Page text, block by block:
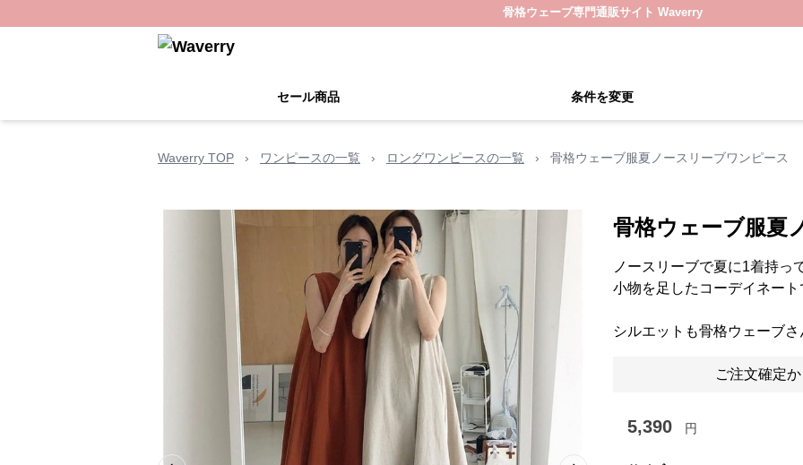
骨格ウェーブ専門通販サイト Waverry
セール商品 条件を変更
Waverry TOP › ワンピースの一覧 › ロングワンピースの一覧 › 骨格ウェーブ服夏ノースリーブワンピース
骨格ウェーブ服夏
ノースリーブで夏に1着持っ
小物を足したコーデイネート
シルエットも骨格ウェーブさ
ご注文確定
5,390 円